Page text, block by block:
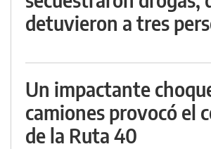
detuvieron a tres
Un impactante
camiones provocó el
de la Ruta 40